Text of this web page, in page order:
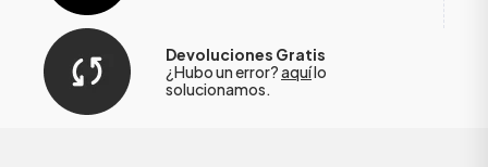
Devoluciones Gratis
¿Hubo un error?aquílo
solucionamos.